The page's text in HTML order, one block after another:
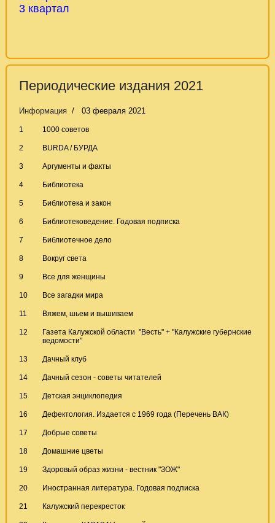
3 квартал
Периодические издания 2021
Информация 03 февраля 2021
1 1000 советов
2 BURDA / БУРДА
3 Аргументы и факты
4 Библиотека
5 Библиотека и закон
6 Библиотековедение. Годовая подписка
7 Библиотечное дело
8 Вокруг света
9 Все для женщины
10 Все загадки мира
11 Вяжем, шьем и вышиваем
12
Газета Калужской области "Весть" + "Калужские губернские
ведомости"
13 Дачный клуб
14 Дачный сезон - советы читателей
15 Детская энциклопедия
16 Дефектология. Издается с 1969 года (Перечень ВАК)
17 Добрые советы
18 Домашние цветы
19 Здоровый образ жизни - вестник "ЗОЖ"
20 Иностранная литература. Годовая подписка
21 Калужский перекресток